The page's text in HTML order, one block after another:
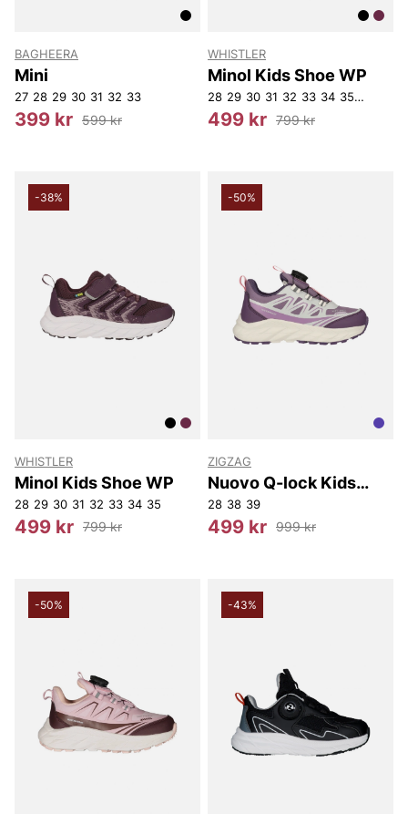
BAGHEERA
Mini
27 28 29 30 31 32 33
399 kr 599 kr
WHISTLER
Minol Kids Shoe WP
28 29 30 31 32 33 34 35 37
499 kr 799 kr
-38%
WHISTLER
Minol Kids Shoe WP
28 29 30 31 32 33 34 35
499 kr 799 kr
-50%
ZIGZAG
Nuovo Q-lock Kids
Shoe WP
28 38 39
499 kr 999 kr
-50% -43%